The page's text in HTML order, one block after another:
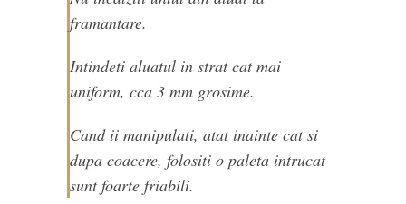
framantare.
Intindeti aluatul in strat cat mai
uniform, cca 3 mm grosime.
Cand ii manipulati, atat inainte cat si
dupa coacere, folositi o paleta intrucat
sunt foarte friabili.